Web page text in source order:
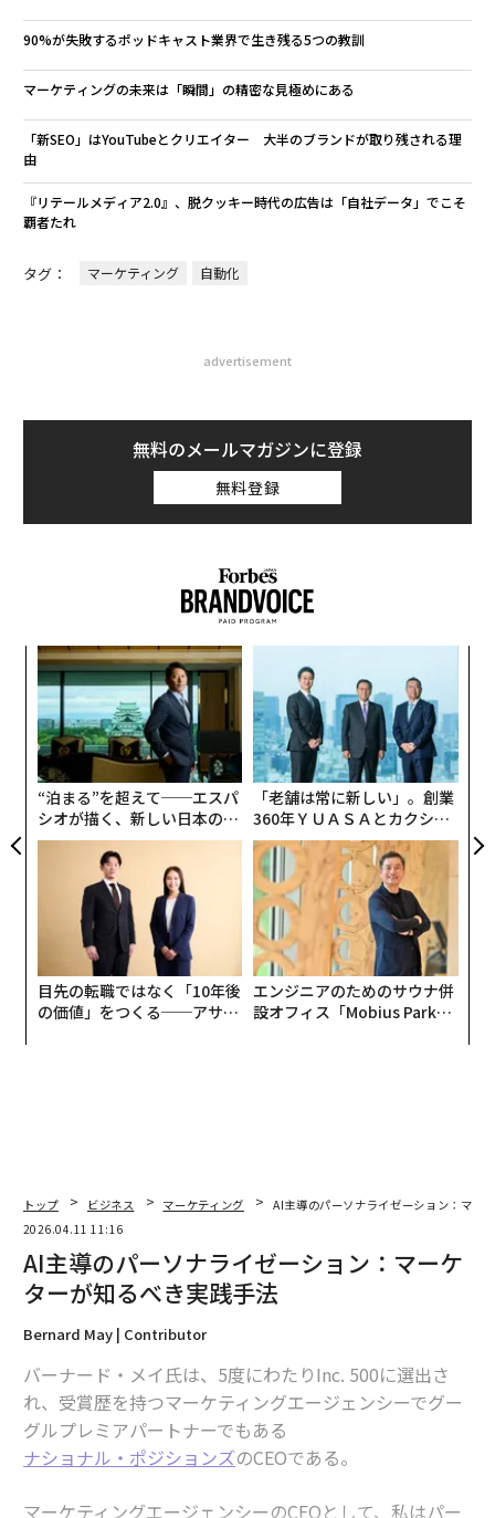
90%が失敗するポッドキャスト業界で生き残る5つの教訓
マーケティングの未来は「瞬間」の精密な見極めにある
「新SEO」はYouTubeとクリエイター 大半のブランドが取り残される理
由
『リテールメディア2.0』、脱クッキー時代の広告は「自社データ」でこそ
覇者たれ
タグ： マーケティング 自動化
advertisement
無料のメールマガジンに登録
無料登録
“泊まる”を超えて──エスパ
シオが描く、新しい日本のラ
グジュアリー（前編）
「老舗は常に新しい」。創業
360年ＹＵＡＳＡとカクシン
CEO田尻望が語る、AIを超え
る人の価値
目先の転職ではなく「10年後
の価値」をつくる──アサイ
エンジニアのためのサウナ併
設オフィス「Mobius Park」
トップ ビジネス マーケティング
AI主導のパーソナライゼーション：マー
2026.04.11 11:16
AI主導のパーソナライゼーション：マーケ
ターが知るべき実践手法
Bernard May | Contributor
バーナード・メイ氏は、5度にわたりInc. 500に選出さ
れ、受賞歴を持つマーケティングエージェンシーでグー
グルプレミアパートナーでもある
ナショナル・ポジションズのCEOである。
マーケティングエージェンシーのCEOとして、私はパー